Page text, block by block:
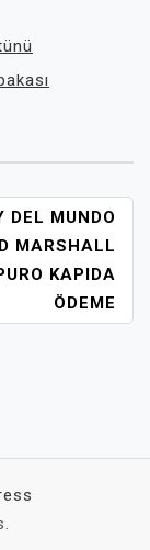
DEL MUNDO
MARSHALL
KAPIDA
ÖDEME